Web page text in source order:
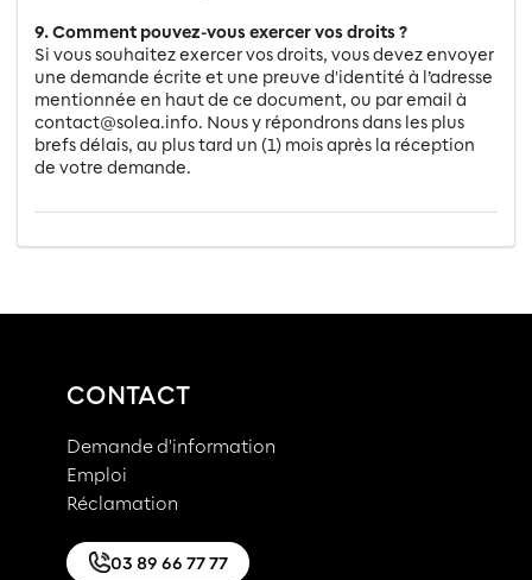
9. Comment pouvez-vous exercer vos droits ?
Si vous souhaitez exercer vos droits, vous devez envoyer
une demande écrite et une preuve d'identité à l’adresse
mentionnée en haut de ce document, ou par email à
contact@solea.info. Nous y répondrons dans les plus
brefs délais, au plus tard un (1) mois après la réception
de votre demande.
CONTACT
Demande d'information
Emploi
Réclamation
03 89 66 77 77